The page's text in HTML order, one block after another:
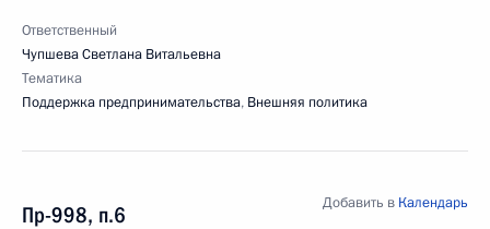
Ответственный
Чупшева Светлана Витальевна
Тематика
Поддержка предпринимательства, Внешняя политика
Пр-998, п.6
Добавить в Календарь